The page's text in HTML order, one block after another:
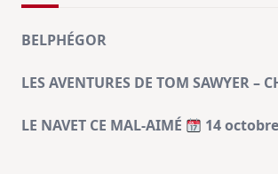
BELPHÉGOR
LES AVENTURES DE TOM SAWYER –
LE NAVET CE MAL-AIMÉ 14 octobre